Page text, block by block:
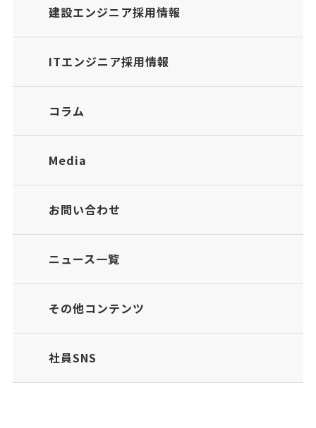
建設エンジニア採用情報
ITエンジニア採用情報
コラム
Media
お問い合わせ
ニュース一覧
その他コンテンツ
社員SNS